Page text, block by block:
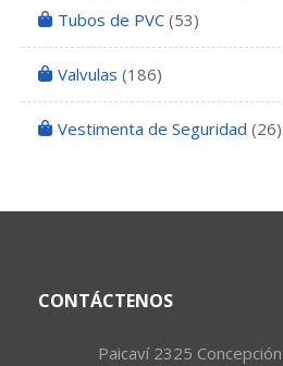
Tubos de PVC (53)
Valvulas (186)
Vestimenta de Seguridad (26)
CONTÁCTENOS
Paicaví 2325 Concepción